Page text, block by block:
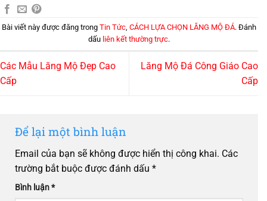
Bài viết này được đăng trong Tin Tức, CÁCH LỰA CHỌN LĂNG MỘ ĐÁ. Đánh
dấu liên kết thường trực.
Các Mẫu Lăng Mộ Đẹp Cao
Cấp
Lăng Mộ Đá Công Giáo Cao
Cấp
Để lại một bình luận
Email của bạn sẽ không được hiển thị công khai. Các
trường bắt buộc được đánh dấu *
Bình luận*